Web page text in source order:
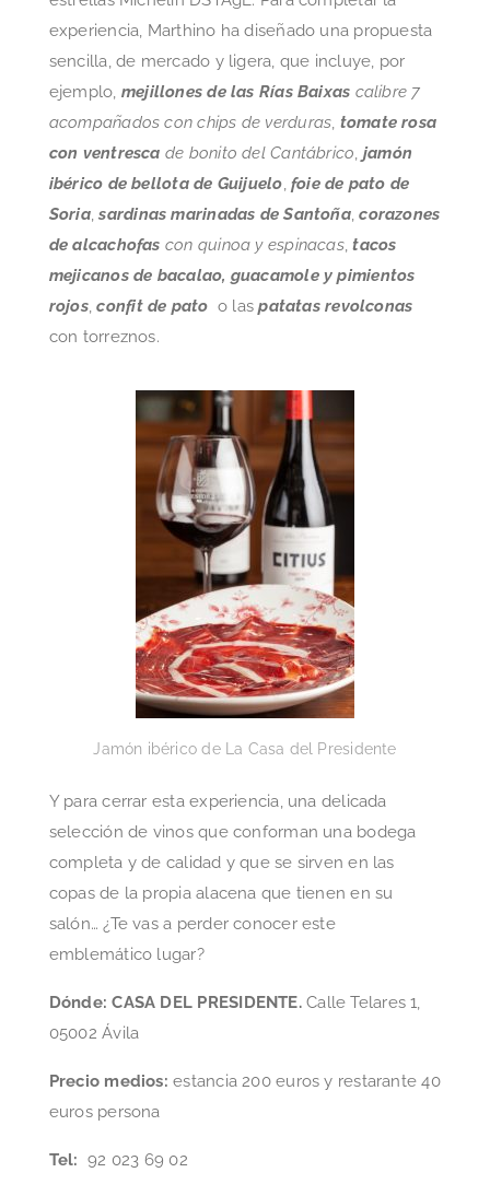
experiencia, Marthino ha diseñado una propuesta
sencilla, de mercado y ligera, que incluye, por
ejemplo, mejillones de las Rías Baixas calibre 7
acompañados con chips de verduras, tomate rosa
con ventresca de bonito del Cantábrico, jamón
ibérico de bellota de Guijuelo,foie de pato de
Soria,sardinas marinadas de Santoña,corazones
de alcachofas con quinoa y espinacas,tacos
mejicanos de bacalao, guacamole y pimientos
rojos,confit de pato o laspatatas revolconas
con torreznos.
Jamón ibérico de La Casa del Presidente
Y para cerrar esta experiencia, una delicada
selección de vinos que conforman una bodega
completa y de calidad y que se sirven en las
copas de la propia alacena que tienen en su
salón… ¿Te vas a perder conocer este
emblemático lugar?
Dónde: CASA DEL PRESIDENTE.Calle Telares 1,
05002 Ávila
Precio medios: estancia 200 euros y restarante 40
euros persona
Tel: 92 023 69 02